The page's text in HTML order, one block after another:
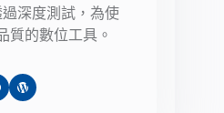
深度測試，為使
質的數位工具。